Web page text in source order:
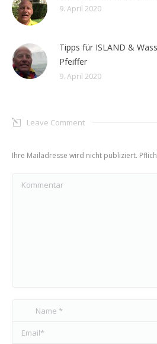
9. April 2020
Tipps für ISLAND &
Pfeiffer
9. April 2020
Leave Comment
Ihre Mailadresse wird nicht publiziert.
Name *
Email *